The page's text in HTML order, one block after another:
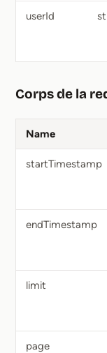
userId
Corps de la
Name
startTimestamp
endTimestamp
limit
page